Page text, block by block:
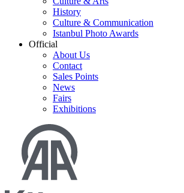
History
Culture & Communication
Istanbul Photo Awards
Official
About Us
Contact
Sales Points
News
Fairs
Exhibitions